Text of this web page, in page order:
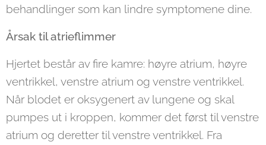
behandlinger som kan lindre symptomene dine.
Årsak til atrieflimmer
Hjertet består av fire kamre: høyre atrium, høyre
ventrikkel, venstre atrium og venstre ventrikkel.
Når blodet er oksygenert av lungene og skal
pumpes ut i kroppen, kommer det først til venstre
atrium og deretter til venstre ventrikkel. Fra